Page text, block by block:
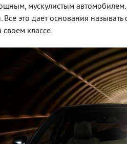
мускулистым
Все это дает основания
классе.